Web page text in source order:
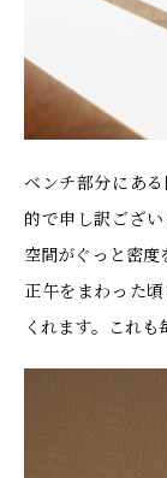
ベンチ部分にあ
的で申し訳ござ
空間がぐっと密度
正午をまわった
くれます。これも